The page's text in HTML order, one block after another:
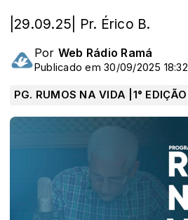
|29.09.25| Pr. Érico B.
Por Web Rádio Ramá
Publicado em 30/09/2025 18:32
PG. RUMOS NA VIDA |1° EDIÇÃO|